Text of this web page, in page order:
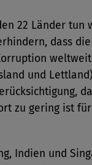
22 Länder tun
dass
und
zu gering ist
Indien und